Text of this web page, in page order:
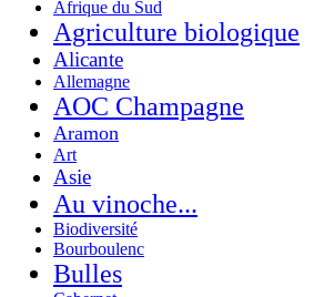
Afrique du Sud
Agriculture biologique
Alicante
Allemagne
AOC Champagne
Aramon
Art
Asie
Au vinoche...
Biodiversité
Bourboulenc
Bulles